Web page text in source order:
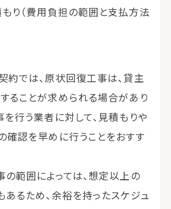
り（費用負担の範囲と支払方法
約では、原状回復工事は、貸主
ることが求められる場合があり
を行う業者に対して、見積もりや
確認を早めに行うことをおすす
の範囲によっては、想定以上の
あるため、余裕を持ったスケジュ